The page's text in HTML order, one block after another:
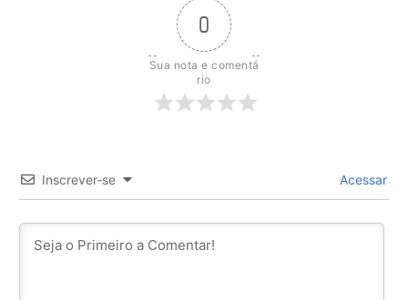
0
Sua nota e comentá
rio
Inscrever-se Acessar